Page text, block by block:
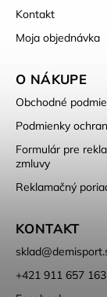
Kontakt
Moja objednávka
O NÁKUPE
Obchodné
Podmienky
Formulár pre
zmluvy
Reklamačný
KONTAKT
sklad@
+421 911 657 163